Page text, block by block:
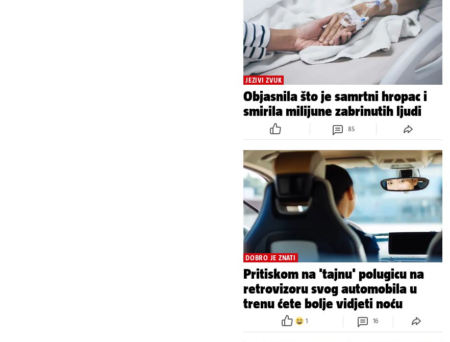
JEZIVI ZVUK
Objasnila što je samrtni hropac i
smirila milijune zabrinutih ljudi
85
DOBRO JE ZNATI
Pritiskom na 'tajnu' polugicu na
retrovizoru svog automobila u
trenu ćete bolje vidjeti noću
1 16